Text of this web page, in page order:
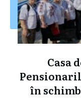
Casa
în